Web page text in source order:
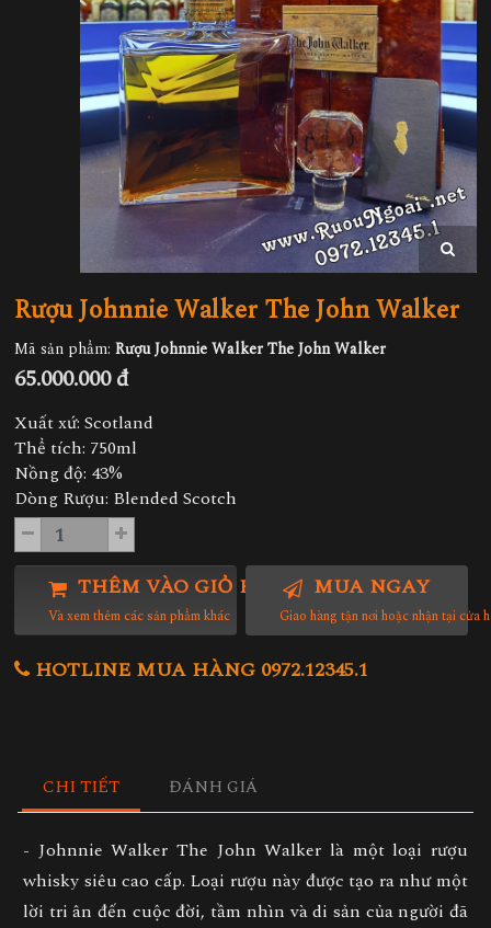
Rượu Johnnie Walker The John Walker
Mã sản phẩm: Rượu Johnnie Walker The John Walker
65.000.000 đ
Xuất xứ: Scotland
Thể tích: 750ml
Nồng độ: 43%
Dòng Rượu: Blended Scotch
THÊM VÀO GIỎ HÀNG
Và xem thêm các sản phẩm khác
MUA NGAY
Giao hàng tận nơi hoặc nhận tại cửa
HOTLINE MUA HÀNG 0972.12345.1
CHI TIẾT ĐÁNH GIÁ
- Johnnie Walker The John Walker là một loại rượu
whisky siêu cao cấp. Loại rượu này được tạo ra như một
lời tri ân đến cuộc đời, tầm nhìn và di sản của người đã